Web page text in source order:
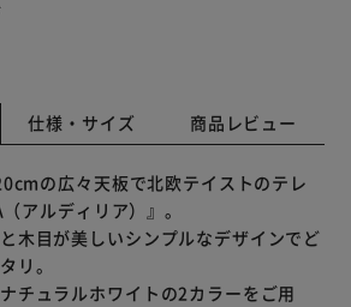
仕様・サイズ 商品レビュー
の広々天板で北欧テイストのテレ
アルディリア）』。
木目が美しいシンプルなデザインでど
リ。
チュラルホワイトの2カラーをご用